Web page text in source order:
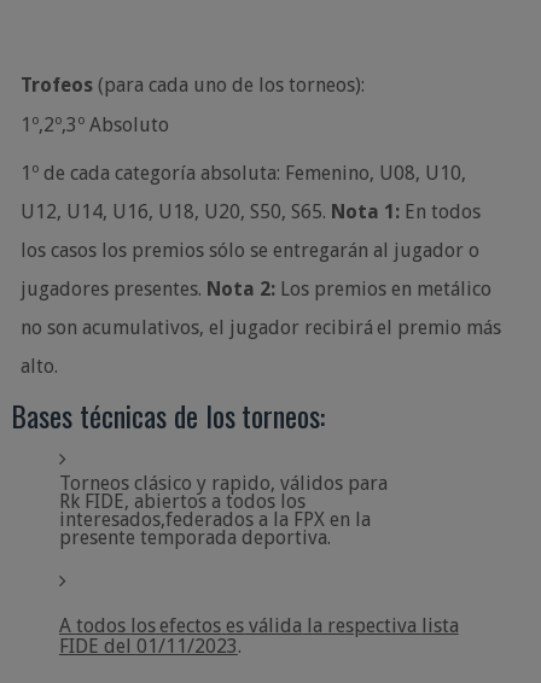
Trofeos (para cada uno de los torneos):
1º,2º,3º Absoluto
1º de cada categoría absoluta: Femenino, U08, U10,
U12, U14, U16, U18, U20, S50, S65. Nota 1: En todos
los casos los premios sólo se entregarán al jugador o
jugadores presentes. Nota 2: Los premios en metálico
no son acumulativos, el jugador recibirá el premio más
alto.
Basestécnicasde lostorneos:
Torneos clásico y rapido, válidos para
Rk FIDE, abiertos a todos los
interesados,federados a la FPX en la
presente temporada deportiva.
A todos losefectos es válida la respectiva lista
FIDE del 01/11/2023.